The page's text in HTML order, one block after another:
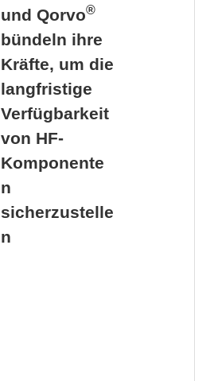
und Qorvo®
bündeln ihre
Kräfte, um die
langfristige
Verfügbarkeit
von HF-
Komponente
n
sicherzustelle
n